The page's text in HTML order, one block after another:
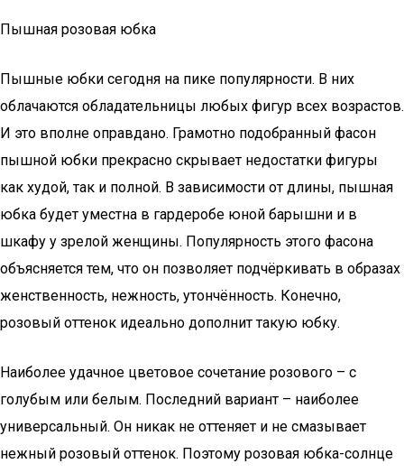
Пышная розовая юбка
Пышные юбки сегодня на пике популярности. В них
облачаются обладательницы любых фигур всех возрастов.
И это вполне оправдано. Грамотно подобранный фасон
пышной юбки прекрасно скрывает недостатки фигуры
как худой, так и полной. В зависимости от длины, пышная
юбка будет уместна в гардеробе юной барышни и в
шкафу у зрелой женщины. Популярность этого фасона
объясняется тем, что он позволяет подчёркивать в образах
женственность, нежность, утончённость. Конечно,
розовый оттенок идеально дополнит такую юбку.
Наиболее удачное цветовое сочетание розового – с
голубым или белым. Последний вариант – наиболее
универсальный. Он никак не оттеняет и не смазывает
нежный розовый оттенок. Поэтому розовая юбка-солнце